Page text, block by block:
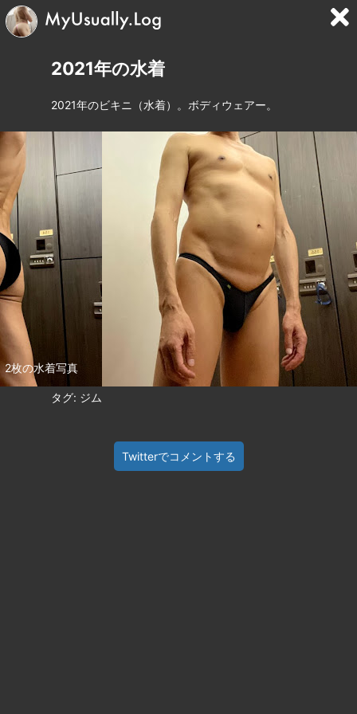
2021年の水着
2021年のビキニ（水着）。ボディウェアー。
2枚の水着写真
タグ: ジム
Twitterでコメントする